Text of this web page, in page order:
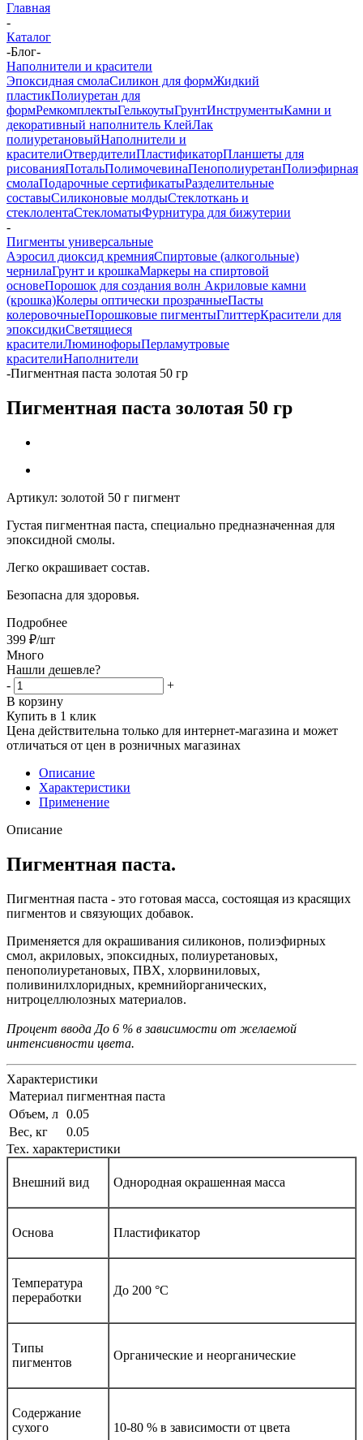
Главная
-
Каталог
-Блог-
Наполнители и красители
Эпоксидная смолаСиликон для формЖидкий
пластикПолиуретан для
формРемкомплектыГелькоутыГрунтИнструментыКамни и
декоративный наполнитель КлейЛак
полиуретановыйНаполнители и
красителиОтвердителиПластификаторПланшеты для
рисованияПотальПолимочевинаПенополиуретанПолиэфирная
смолаПодарочные сертификатыРазделительные
составыСиликоновые молдыСтеклоткань и
стеклолентаСтекломатыФурнитура для бижутерии
-
Пигменты универсальные
Аэросил диоксид кремнияСпиртовые (алкогольные)
чернилаГрунт и крошкаМаркеры на спиртовой
основеПорошок для создания волн Акриловые камни
(крошка)Колеры оптически прозрачныеПасты
колеровочныеПорошковые пигментыГлиттерКрасители для
эпоксидкиСветящиеся
красителиЛюминофорыПерламутровые
красителиНаполнители
-Пигментная паста золотая 50 гр
Пигментная паста золотая 50 гр
Артикул: золотой 50 г пигмент
Густая пигментная паста, специально предназначенная для
эпоксидной смолы.
Легко окрашивает состав.
Безопасна для здоровья.
Подробнее
399 ₽/шт
Много
Нашли дешевле?
-
+
В корзину
Купить в 1 клик
Цена действительна только для интернет-магазина и может
отличаться от цен в розничных магазинах
Описание
Характеристики
Применение
Описание
Пигментная паста.
Пигментная паста - это готовая масса, состоящая из красящих
пигментов и связующих добавок.
Применяется для окрашивания силиконов, полиэфирных
смол, акриловых, эпоксидных, полиуретановых,
пенополиуретановых, ПВХ, хлорвиниловых,
поливинилхлоридных, кремнийорганических,
нитроцеллюлозных материалов.
Процент ввода До 6 % в зависимости от желаемой
интенсивности цвета.
Характеристики
Материал пигментная паста
Объем, л 0.05
Вес, кг
0.05
Тех. характеристики
Внешний вид Однородная окрашенная масса
Основа Пластификатор
Температура
переработки
До 200 °С
Типы
пигментов
Органические и неорганические
Содержание
сухого
10-80 % в зависимости от цвета